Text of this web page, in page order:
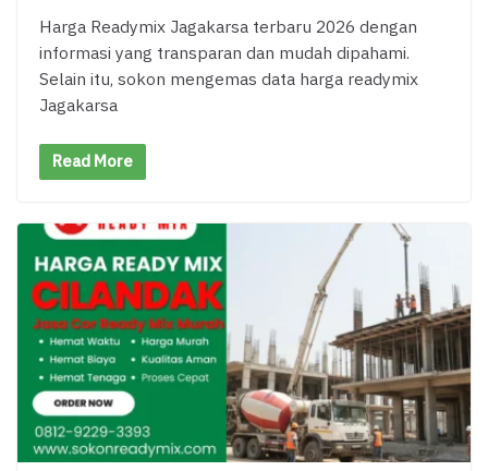
Harga Readymix Jagakarsa terbaru 2026 dengan
informasi yang transparan dan mudah dipahami.
Selain itu, sokon mengemas data harga readymix
Jagakarsa
Read More